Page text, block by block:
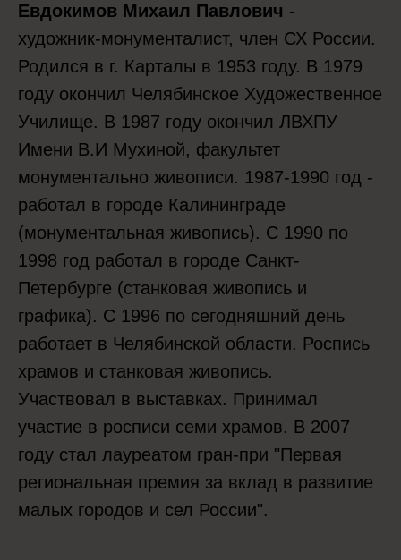
Евдокимов Михаил Павлович -
художник-монументалист, член СХ России.
Родился в г. Карталы в 1953 году. В 1979
году окончил Челябинское Художественное
Училище. В 1987 году окончил ЛВХПУ
Имени В.И Мухиной, факультет
монументально живописи. 1987-1990 год -
работал в городе Калининграде
(монументальная живопись). С 1990 по
1998 год работал в городе Санкт-
Петербурге (станковая живопись и
графика). С 1996 по сегодняшний день
работает в Челябинской области. Роспись
храмов и станковая живопись.
Участвовал в выставках. Принимал
участие в росписи семи храмов. В 2007
году стал лауреатом гран-при "Первая
региональная премия за вклад в развитие
малых городов и сел России".